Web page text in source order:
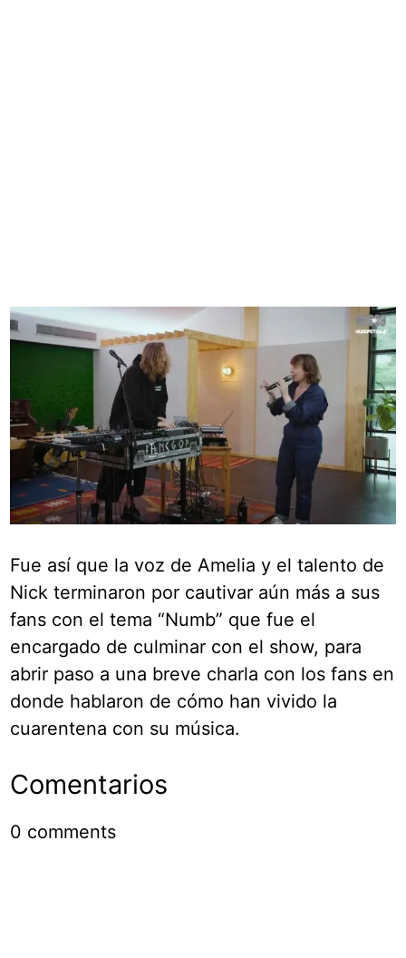
Fue así que la voz de Amelia y el talento de
Nick terminaron por cautivar aún más a sus
fans con el tema “Numb” que fue el
encargado de culminar con el show, para
abrir paso a una breve charla con los fans en
donde hablaron de cómo han vivido la
cuarentena con su música.
Comentarios
0 comments